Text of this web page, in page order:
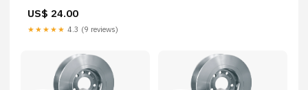
meyer Reste Grece
US$ 24.00
★★★★★ 4.3 (9 reviews)